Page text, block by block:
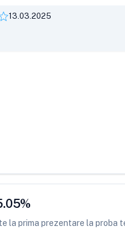
13.03.2025
%
la prima prezentare la proba